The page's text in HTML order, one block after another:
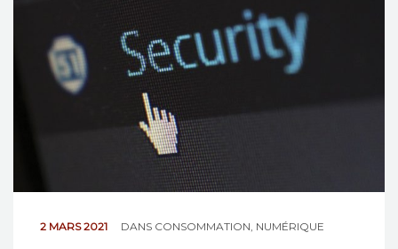
2 MARS 2021 DANS CONSOMMATION NUMÉRIQUE